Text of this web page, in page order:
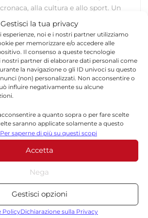
Gestisci la tua privacy
noi e i nostri partner utilizziamo
per memorizzare e/o accedere alle
Il consenso a queste tecnologie
nostri partner di elaborare dati personali come
la navigazione o gli ID univoci su questo
(non) personalizzati. Non acconsentire o
influire negativamente su alcune
a quanto sopra o per fare scelte
saranno applicate solamente a questo
le impostazioni in qualsiasi momento,
utilizzando i pulsanti della Cookie
pulsante di gestione del consenso nella parte
su dispositivo e/o accedervi, Misurare le
Misurare le prestazioni dei contenuti,
Per saperne di più su questi scopi
Accetta
Nega
Gestisci opzioni
PolicyDichiarazione sulla Privacy
alla cultura e allo sport. Un
tempestività e affidabilità.
non sarà pubblicato.
I campi
*